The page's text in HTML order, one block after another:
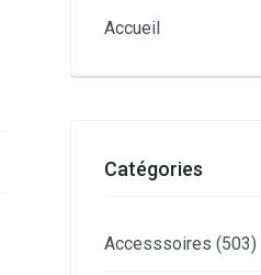
Accueil
Catégories
Accesssoires (503)